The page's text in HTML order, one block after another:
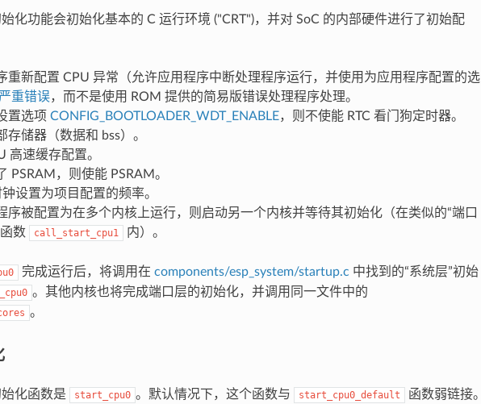
化功能会初始化基本的 C 运行环境 ("CRT")，并对 SoC 的内部硬件进行了初始配
重新配置 CPU 异常（允许应用程序中断处理程序运行，并使用为应用程序配置的选
严重错误，而不是使用 ROM 提供的简易版错误处理程序处理。
置选项 CONFIG_BOOTLOADER_WDT_ENABLE，则不使能 RTC 看门狗定时器。
存储器（数据和 bss）。
高速缓存配置。
PSRAM，则使能 PSRAM。
设置为项目配置的频率。
序被配置为在多个内核上运行，则启动另一个内核并等待其初始化（在类似的“端口
数
call_start_cpu1 内）。
完成运行后，将调用在 components/esp_system/startup.c 中找到的“系统层”初始
。其他内核也将完成端口层的初始化，并调用同一文件中的
。
化函数是 start_cpu0 。默认情况下，这个函数与 start_cpu0_default
函数弱链接。